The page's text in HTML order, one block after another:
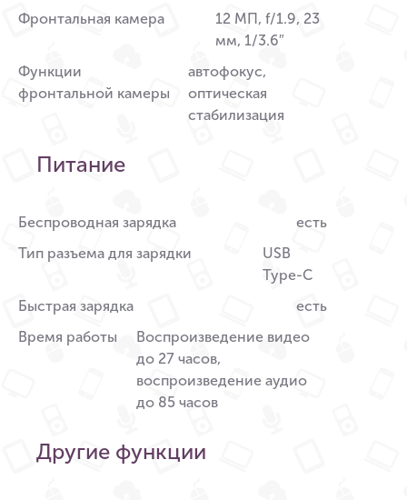
Фронтальная камера
12 МП, f/1.9, 23
мм, 1/3.6″
Функции
фронтальной камеры
автофокус,
оптическая
стабилизация
Питание
Беспроводная зарядка
есть
Тип разъема для зарядки
USB
Type-C
Быстрая зарядка
есть
Время работы
Воспроизведение видео
до 27 часов,
воспроизведение аудио
до 85 часов
Другие функции